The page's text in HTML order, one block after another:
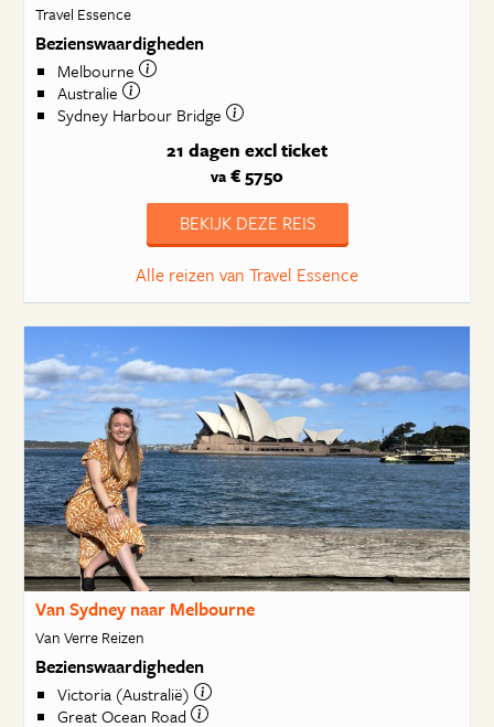
Travel Essence
Bezienswaardigheden
Melbourne
Australie
Sydney Harbour Bridge
21 dagen excl ticket
va € 5750
BEKIJK DEZE REIS
Alle reizen van Travel Essence
Van Sydney naar Melbourne
Van Verre Reizen
Bezienswaardigheden
Victoria (Australië)
Great Ocean Road